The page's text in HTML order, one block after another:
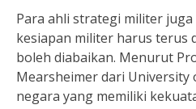
Para ahli strategi militer
kesiapan militer harus terus
boleh diabaikan. Menurut
Mearsheimer dari University
negara yang memiliki